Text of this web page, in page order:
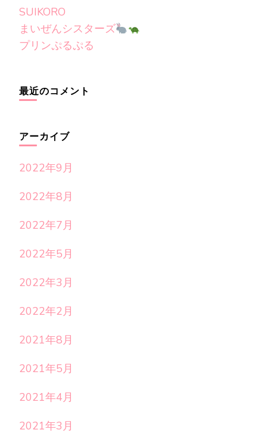
SUIKORO
まいぜんシスターズ
プリンぷるぷる
最近のコメント
アーカイブ
2022年9月
2022年8月
2022年7月
2022年5月
2022年3月
2022年2月
2021年8月
2021年5月
2021年4月
2021年3月